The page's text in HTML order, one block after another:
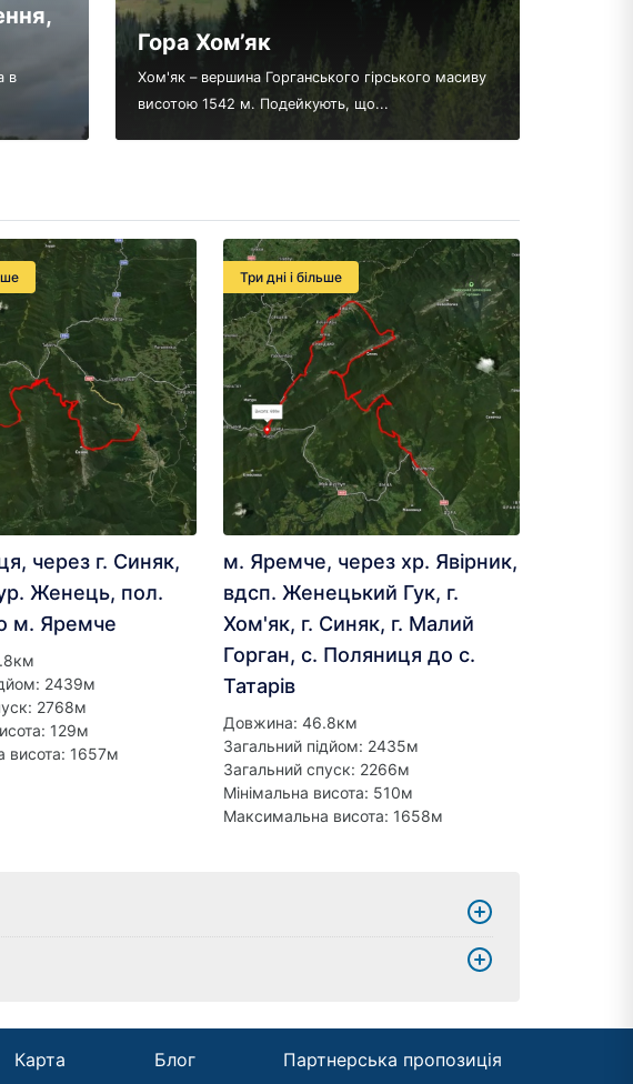
в
Гора Хом’як
Хом'як – вершина Горганського гірського масиву
висотою 1542 м. Подейкують, що...
через г. Синяк,
Женець, пол.
м. Яремче
2439м
2768м
129м
висота: 1657м
Три дні і більше
м. Яремче, через хр. Явірник,
вдсп. Женецький Гук, г.
Хом'як, г. Синяк, г. Малий
Горган, с. Поляниця до с.
Татарів
Довжина: 46.8км
Загальний підйом: 2435м
Загальний спуск: 2266м
Мінімальна висота: 510м
Максимальна висота: 1658м
Карта Блог Партнерська пропозиція